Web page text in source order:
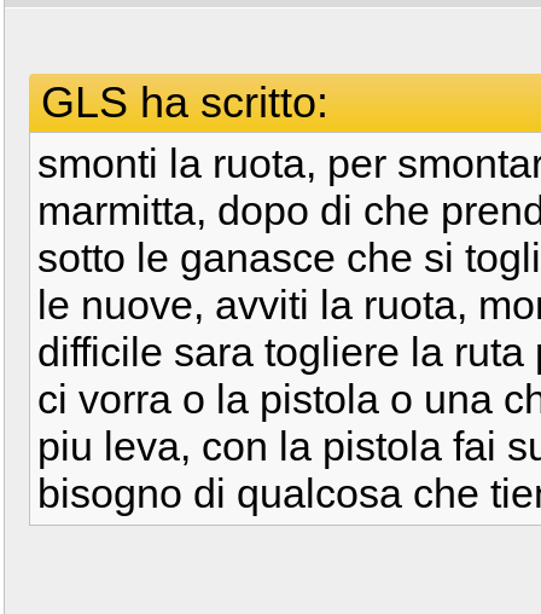
GLS ha scritto:
smonti la ruota, per
marmitta, dopo di che
sotto le ganasce che si
le nuove, avviti la ruota,
difficile sara togliere la
ci vorra o la pistola o una
piu leva, con la pistola fai
bisogno di qualcosa che